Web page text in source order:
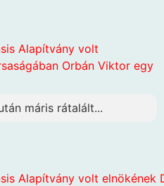
Alapítvány volt
Orbán Viktor egy
máris rátalált...
Alapítvány volt